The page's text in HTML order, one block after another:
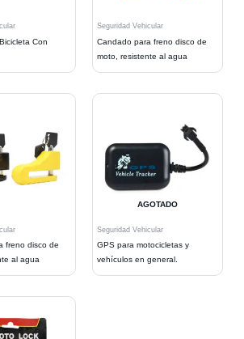
Con
Seguridad Vehicular
Candado para freno disco de
moto, resistente al agua
freno disco de
al agua
AGOTADO
Seguridad Vehicular
GPS para motocicletas y
vehículos en general.